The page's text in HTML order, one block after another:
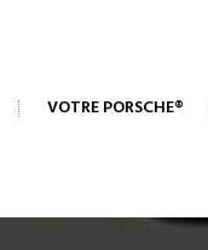
VOTRE PORSCHE®